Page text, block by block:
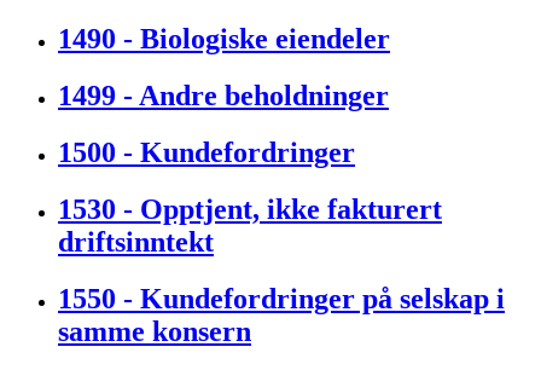
1490 - Biologiske eiendeler
1499 - Andre beholdninger
1500 - Kundefordringer
1530 - Opptjent, ikke fakturert
driftsinntekt
1550 - Kundefordringer på selskap i
samme konsern